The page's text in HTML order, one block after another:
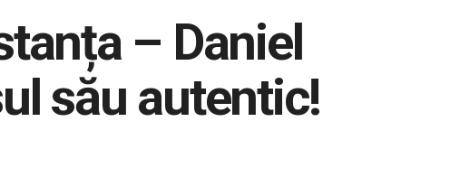
– Daniel
său autentic!